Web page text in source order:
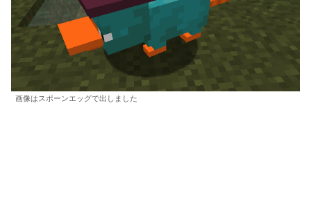
画像はスポーンエッグで出しました